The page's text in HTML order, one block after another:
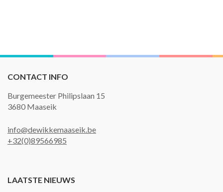
CONTACT INFO
Burgemeester Philipslaan 15
3680 Maaseik
info@dewikkemaaseik.be
+32(0)89566985
LAATSTE NIEUWS